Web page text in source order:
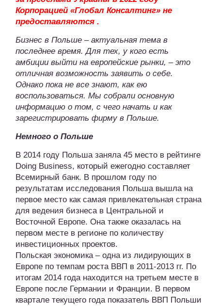
Корпорацией «Глобал Консалтинг» не
предоставляются .
Бизнес в Польше – актуальная тема в
последнее время. Для тех, у кого есть
амбиции выйти на европейские рынки, – это
отличная возможность заявить о себе.
Однако пока не все знают, как ею
воспользоваться. Мы собрали основную
информацию о том, с чего начать и как
зарегистрировать фирму в Польше.
Немного о Польше
В 2014 году Польша заняла 45 место в рейтинге
Doing Business, который ежегодно составляет
Всемирный банк. В прошлом году по
результатам исследования Польша вышла на
первое место как самая привлекательная страна
для ведения бизнеса в Центральной и
Восточной Европе. Она также оказалась на
первом месте в регионе по количеству
инвестиционных проектов.
Польская экономика – одна из лидирующих в
Европе по темпам роста ВВП в 2011-2013 гг. По
итогам 2014 года находится на третьем месте в
Европе после Германии и Франции. В первом
квартале текущего года показатель ВВП Польши